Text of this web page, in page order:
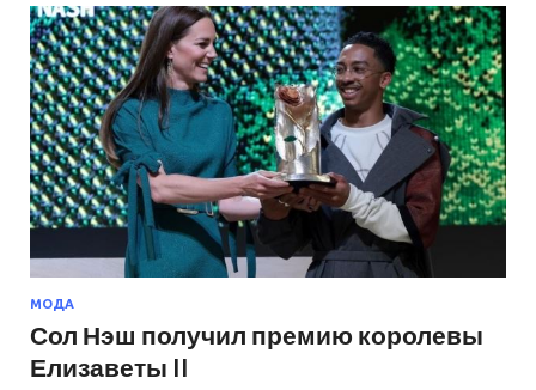
МОДА
Сол Нэш получил премию королевы
Елизаветы II